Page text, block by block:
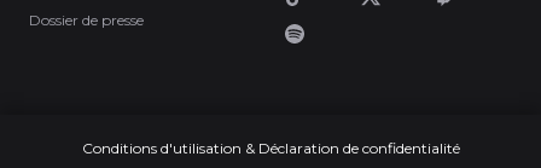
Dossier de presse
Conditions d'utilisation & Déclaration de confidentialité